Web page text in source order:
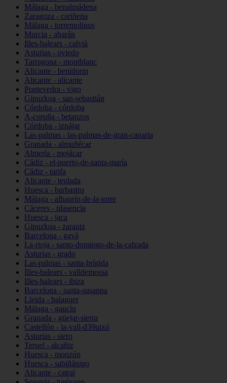
Málaga - benalmádena
Zaragoza - cariñena
Málaga - torremolinos
Murcia - abarán
Illes-balears - calvià
Asturias - oviedo
Tarragona - montblanc
Alicante - benidorm
Alicante - alicante
Pontevedra - vigo
Gipuzkoa - san-sebastián
Córdoba - córdoba
A-coruña - betanzos
Córdoba - iznájar
Las-palmas - las-palmas-de-gran-canaria
Granada - almuñécar
Almería - mojácar
Cádiz - el-puerto-de-santa-maría
Cádiz - tarifa
Alicante - teulada
Huesca - barbastro
Málaga - alhaurín-de-la-torre
Cáceres - plasencia
Huesca - jaca
Gipuzkoa - zarautz
Barcelona - gavà
La-rioja - santo-domingo-de-la-calzada
Asturias - grado
Las-palmas - santa-brígida
Illes-balears - valldemossa
Illes-balears - ibiza
Barcelona - santa-susanna
Lleida - balaguer
Málaga - gaucín
Granada - güejar-sierra
Castellón - la-vall-d39uixó
Asturias - siero
Teruel - alcañiz
Huesca - monzón
Huesca - sabiñánigo
Alicante - catral